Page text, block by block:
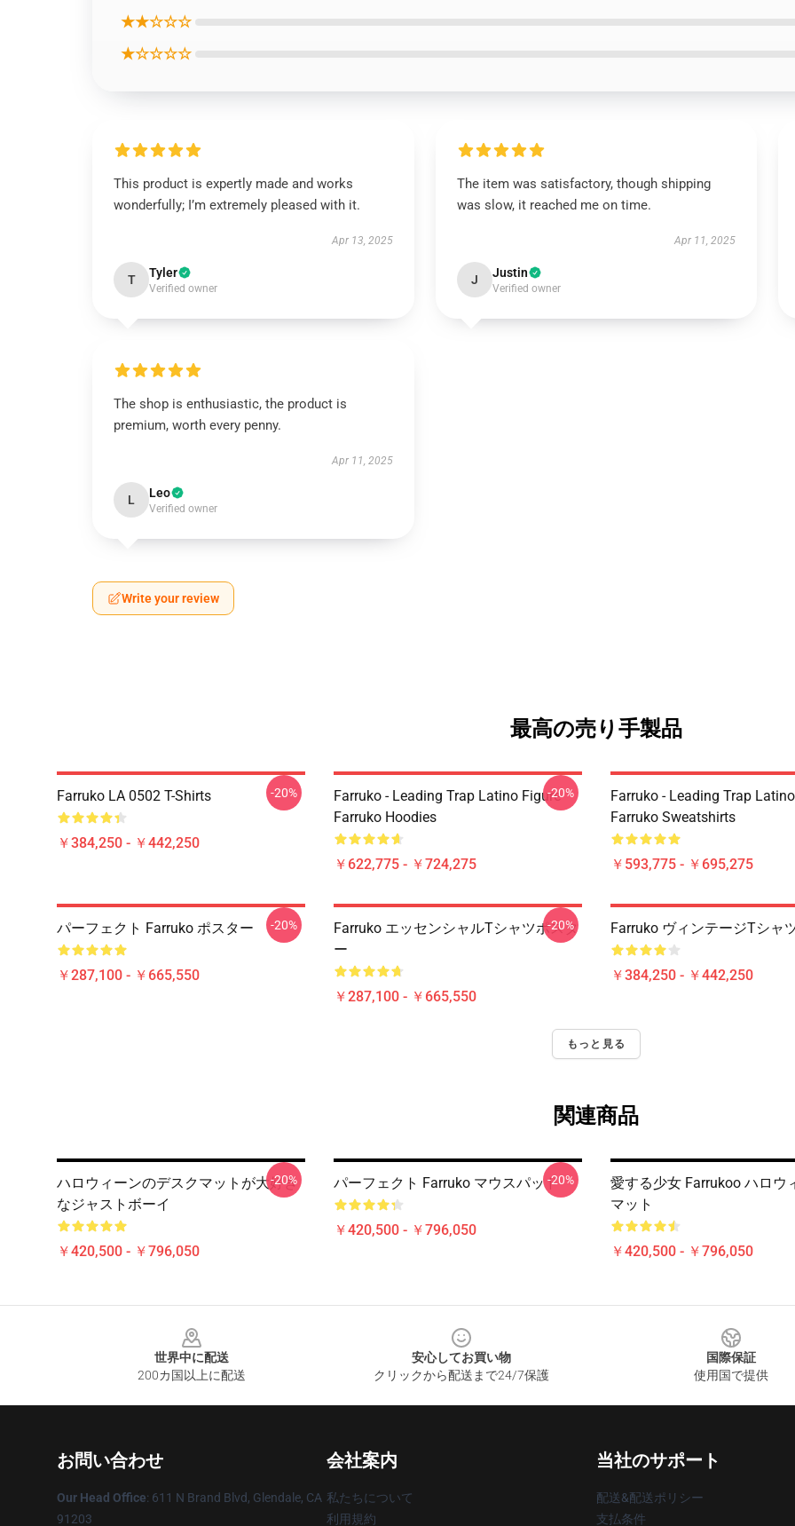
★★☆☆☆
★☆☆☆☆
This product is expertly made and works
wonderfully; I’m extremely pleased with it.
Apr 13, 2025
T Tyler
Verified owner
The item was satisfactory, though shipping
was slow, it reached me on time.
Apr 11, 2025
J Justin
Verified owner
The shop is enthusiastic, the product is
premium, worth every penny.
Apr 11, 2025
L Leo
Verified owner
Write your review
最高の売り手製品
Farruko LA 0502 T-Shirts
￥384,250 - ￥442,250
-20%
Farruko - Leading Trap Latino Figure
Farruko Hoodies
￥622,775 - ￥724,275
-20%
Farruko - Leading Trap
Farruko Sweatshirts
￥593,775 - ￥695,275
パーフェクト Farruko ポスター
￥287,100 - ￥665,550
-20%
Farruko エッセンシャルTシャツポスタ
ー
￥287,100 - ￥665,550
-20% Farruko ヴィンテージTシャ
￥384,250 - ￥442,250
もっと見る
関連商品
ハロウィーンのデスクマットが大好き
なジャストボーイ
￥420,500 - ￥796,050
-20% パーフェクト Farruko マウスパッド
￥420,500 - ￥796,050
-20%
愛する少女 Farrukoo ハロウ
マット
￥420,500 - ￥796,050
世界中に配送
200カ国以上に配送
安心してお買い物
クリックから配送まで24/7保護
国際保証
使用国で提供
お問い合わせ
Our Head Office: 611 N Brand Blvd, Glendale, CA
91203
会社案内
私たちについて
利用規約
当社のサポート
配送&配送ポリシー
支払条件